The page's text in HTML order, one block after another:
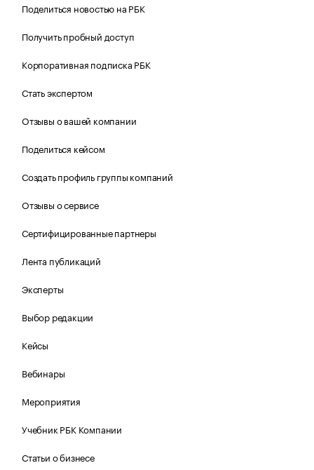
Поделиться новостью на РБК
Получить пробный доступ
Корпоративная подписка РБК
Стать экспертом
Отзывы о вашей компании
Поделиться кейсом
Создать профиль группы компаний
Отзывы о сервисе
Сертифицированные партнеры
Лента публикаций
Эксперты
Выбор редакции
Кейсы
Вебинары
Мероприятия
Учебник РБК Компании
Статьи о бизнесе